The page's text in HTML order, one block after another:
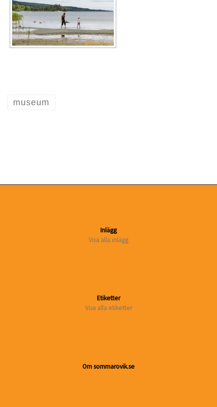
museum
Inlägg
Visa alla inlägg
Etiketter
Visa alla etiketter
Om sommarovik.se